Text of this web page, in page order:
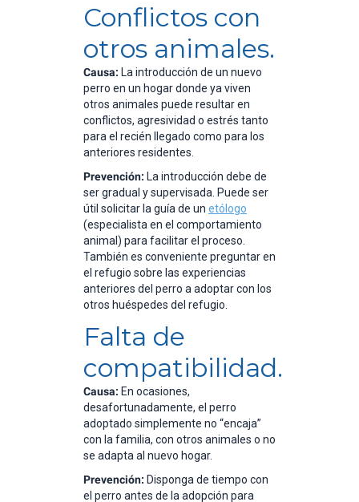
Conflictos con
otros animales.
Causa: La introducción de un nuevo
perro en un hogar donde ya viven
otros animales puede resultar en
conflictos, agresividad o estrés tanto
para el recién llegado como para los
anteriores residentes.
Prevención: La introducción debe de
ser gradual y supervisada. Puede ser
útil solicitar la guía de un etólogo
(especialista en el comportamiento
animal) para facilitar el proceso.
También es conveniente preguntar en
el refugio sobre las experiencias
anteriores del perro a adoptar con los
otros huéspedes del refugio.
Falta de
compatibilidad.
Causa: En ocasiones,
desafortunadamente, el perro
adoptado simplemente no “encaja”
con la familia, con otros animales o no
se adapta al nuevo hogar.
Prevención: Disponga de tiempo con
el perro antes de la adopción para